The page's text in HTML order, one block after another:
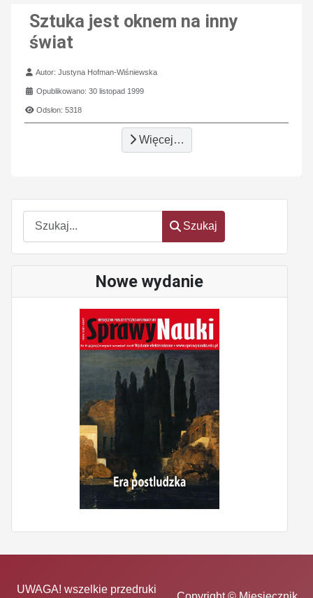
Szukaj
Szukaj
Nowe wydanie
Sztuka jest oknem na inny
świat
Szczegóły
Autor:Justyna Hofman-Wiśniewska
Opublikowano: 30 listopad 1999
Odsłon: 5318
Więcej…
UWAGA! wszelkie przedruki